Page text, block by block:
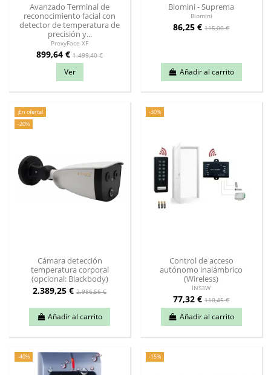
Avanzado Terminal de
reconocimiento facial con
detector de temperatura de
precisión y...
ProxyFace XF
899,64 €1.499,40 €
Ver
Biomini - Suprema
Biomini
86,25 €115,00 €
Añadir al carrito
¡En oferta!
-20%
Cámara detección
temperatura corporal
(opcional: Blackbody)
2.389,25 €2.986,56 €
Añadir al carrito
-30%
Control de acceso
autónomo inalámbrico
(Wireless)
INS3W
77,32 €110,45 €
Añadir al carrito
-40% -15%